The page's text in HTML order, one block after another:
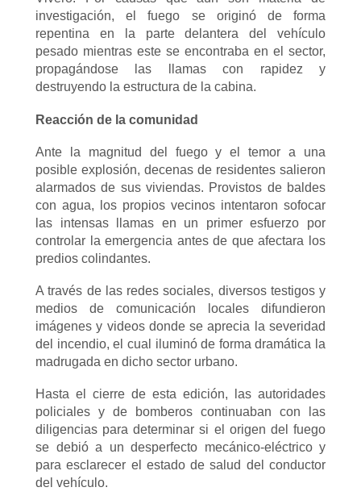
investigación, el fuego se originó de forma
repentina en la parte delantera del vehículo
pesado mientras este se encontraba en el sector,
propagándose las llamas con rapidez y
destruyendo la estructura de la cabina.
Reacción de la comunidad
Ante la magnitud del fuego y el temor a una
posible explosión, decenas de residentes salieron
alarmados de sus viviendas. Provistos de baldes
con agua, los propios vecinos intentaron sofocar
las intensas llamas en un primer esfuerzo por
controlar la emergencia antes de que afectara los
predios colindantes.
A través de las redes sociales, diversos testigos y
medios de comunicación locales difundieron
imágenes y videos donde se aprecia la severidad
del incendio, el cual iluminó de forma dramática la
madrugada en dicho sector urbano.
Hasta el cierre de esta edición, las autoridades
policiales y de bomberos continuaban con las
diligencias para determinar si el origen del fuego
se debió a un desperfecto mecánico-eléctrico y
para esclarecer el estado de salud del conductor
del vehículo.